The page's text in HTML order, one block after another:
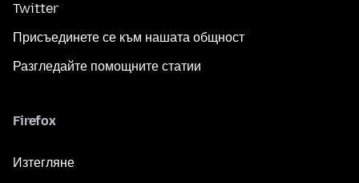
Twitter
Присъединете се към нашата общност
Разгледайте помощните статии
Firefox
Изтегляне